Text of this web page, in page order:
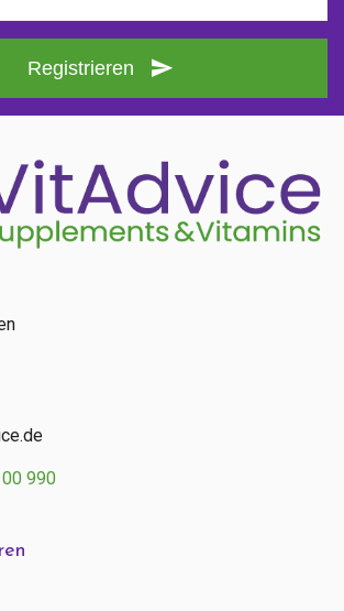
Produkt
Registrieren
990